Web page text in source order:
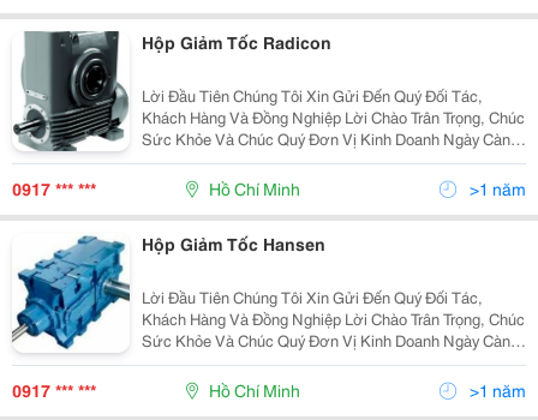
Hộp Giảm Tốc Radicon
Lời Đầu Tiên Chúng Tôi Xin Gửi Đến Quý Đối Tác,
Khách Hàng Và Đồng Nghiệp Lời Chào Trân Trọng, Chúc
Sức Khỏe Và Chúc Quý Đơn Vị Kinh Doanh Ngày Càng
Phát Đạt Và Thịnh Vượng! Công Ty Đông Phong Đã Trở
Thành Một Trong Những Nhà Phân Phối, Đại Lý Cun
0917 *** *** Hồ Chí Minh >1 năm
Hộp Giảm Tốc Hansen
Lời Đầu Tiên Chúng Tôi Xin Gửi Đến Quý Đối Tác,
Khách Hàng Và Đồng Nghiệp Lời Chào Trân Trọng, Chúc
Sức Khỏe Và Chúc Quý Đơn Vị Kinh Doanh Ngày Càng
Phát Đạt Và Thịnh Vượng! Công Ty Đông Phong Đã Trở
Thành Một Trong Những Nhà Phân Phối, Đại Lý Cun
0917 *** *** Hồ Chí Minh >1 năm